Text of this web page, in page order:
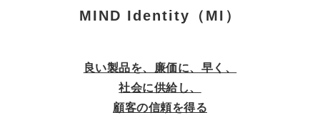
MIND Identity（MI）
良い製品を、廉価に、早く、
社会に供給し、
顧客の信頼を得る